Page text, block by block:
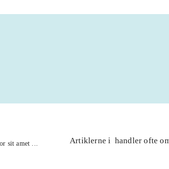
sit amet ...
Artiklerne i handler ofte